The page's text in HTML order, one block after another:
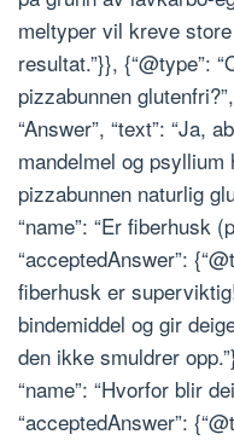
meltyper vil kreve
resultat.”}}, {“@type”:
pizzabunnen
“Answer”, “text”: “Ja,
mandelmel og
pizzabunnen naturlig
“name”: “Er fiberhusk
“acceptedAnswer”:
fiberhusk er
bindemiddel og gir
den ikke smuldrer
“name”: “Hvorfor blir
“acceptedAnswer”: